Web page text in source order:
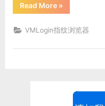
Read More“美
亚
评
自
号
»
VMLogin指纹浏览器